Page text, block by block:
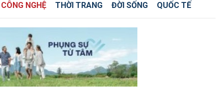
NGHỆ THỜI TRANG ĐỜI SỐNG QUỐC TẾ